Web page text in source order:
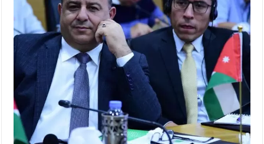
النواب يقر مشروع تعديل قانون الملكية العقارية
القاضي يلتقي رؤساء تحرير الصحف اليومية ويؤكد حرص مجلس النواب
على شراكة فاعلة مع الإعلام
دعوة المكلفين بخدمة العلم (الدفعة الثالثة) إلى مراجعة منصة خدمة
الملك يلتقي مجموعة من رفاق السلاح
الملك يتلقى اتصالا هاتفيا من العاهل البحريني